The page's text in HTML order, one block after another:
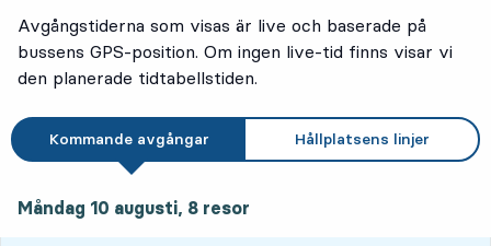
Avgångstiderna som visas är live och baserade på
bussens GPS-position. Om ingen live-tid finns visar vi
den planerade tidtabellstiden.
Kommande avgångar Hållplatsens linjer
Måndag 10 augusti, 8 resor